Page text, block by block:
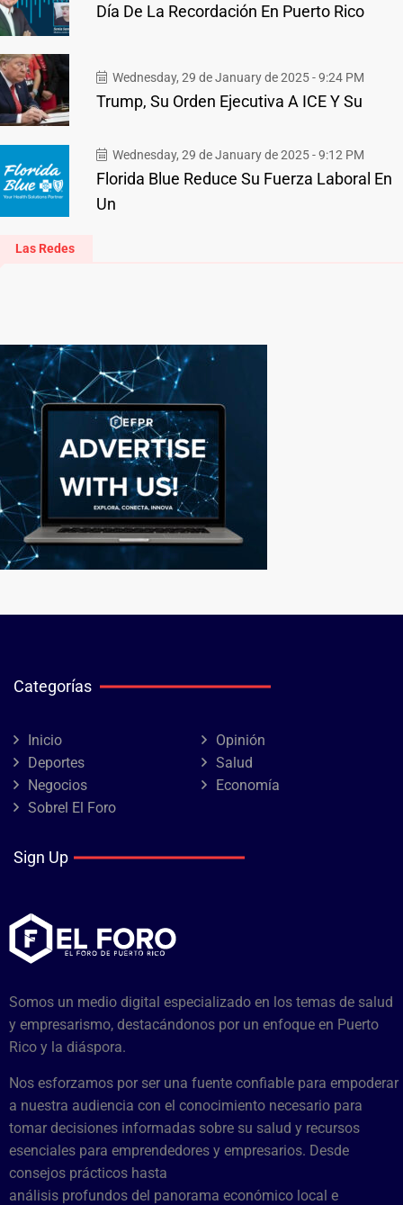
Día De La Recordación En Puerto Rico
Wednesday, 29 de January de 2025 - 9:24 PM
Trump, Su Orden Ejecutiva A ICE Y Su
Wednesday, 29 de January de 2025 - 9:12 PM
Florida Blue Reduce Su Fuerza Laboral En
Un
Las Redes
Categorías
Inicio
Opinión
Deportes
Salud
Negocios
Economía
Sobrel El Foro
Sign Up
Somos un medio digital especializado en los temas de salud
y empresarismo, destacándonos por un enfoque en Puerto
Rico y la diáspora.
Nos esforzamos por ser una fuente confiable para empoderar
a nuestra audiencia con el conocimiento necesario para
tomar decisiones informadas sobre su salud y recursos
esenciales para emprendedores y empresarios. Desde
consejos prácticos hasta
análisis profundos del panorama económico local e